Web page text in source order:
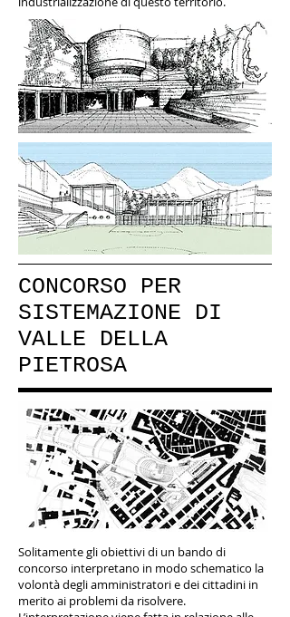
CONCORSO PER
SISTEMAZIONE DI
VALLE DELLA
PIETROSA
Solitamente gli obiettivi di un bando di
concorso interpretano in modo schematico la
volontà degli amministratori e dei cittadini in
merito ai problemi da risolvere.